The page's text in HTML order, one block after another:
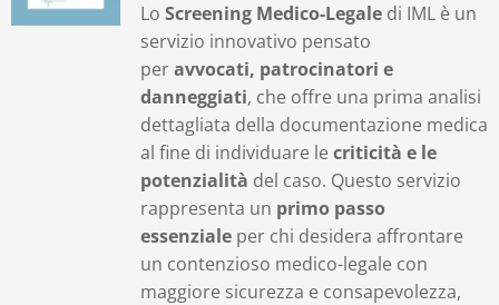
Lo Screening Medico-Legaledi IML è un
servizio innovativo pensato
peravvocati, patrocinatori e
danneggiati, che offre una prima analisi
dettagliata della documentazione medica
al fine di individuare le criticità e le
potenzialità del caso. Questo servizio
rappresenta un primo passo
essenzialeper chi desidera affrontare
un contenzioso medico-legale con
maggiore sicurezza e consapevolezza,